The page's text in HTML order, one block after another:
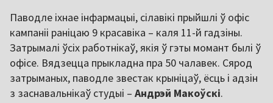
Паводле іхнае інфармацыі, сілавікі прыйшлі ў офіс
кампаніі раніцаю 9 красавіка – каля 11-й гадзіны.
Затрымалі ўсіх работнікаў, якія ў гэты момант былі ў
офісе. Вядзецца прыкладна пра 50 чалавек. Сярод
затрыманых, паводле звестак крыніцаў, ёсць і адзін
з заснавальнікаў студыі – Андрэй Макоўскі.